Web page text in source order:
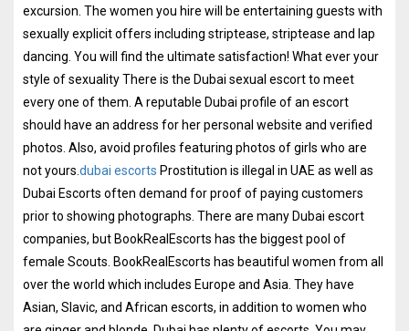
excursion. The women you hire will be entertaining guests with
sexually explicit offers including striptease, striptease and lap
dancing. You will find the ultimate satisfaction! What ever your
style of sexuality There is the Dubai sexual escort to meet
every one of them. A reputable Dubai profile of an escort
should have an address for her personal website and verified
photos. Also, avoid profiles featuring photos of girls who are
not yours. dubai escorts Prostitution is illegal in UAE as well as
Dubai Escorts often demand for proof of paying customers
prior to showing photographs. There are many Dubai escort
companies, but BookRealEscorts has the biggest pool of
female Scouts. BookRealEscorts has beautiful women from all
over the world which includes Europe and Asia. They have
Asian, Slavic, and African escorts, in addition to women who